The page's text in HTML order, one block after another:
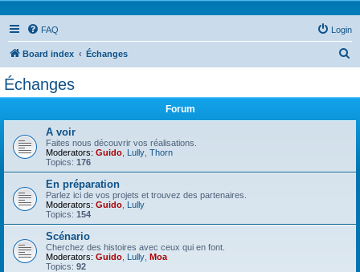
FAQ Login
Board index Échanges
Échanges
Forum
A voir
Faites nous découvrir vos réalisations.
Moderators: Guido Lully Thorn
Topics: 176
En préparation
Parlez ici de vos projets et trouvez des partenaires.
Moderators: Guido Lully
Topics: 154
Scénario
Cherchez des histoires avec ceux qui en font.
Moderators: Guido Lully Moa
Topics: 92